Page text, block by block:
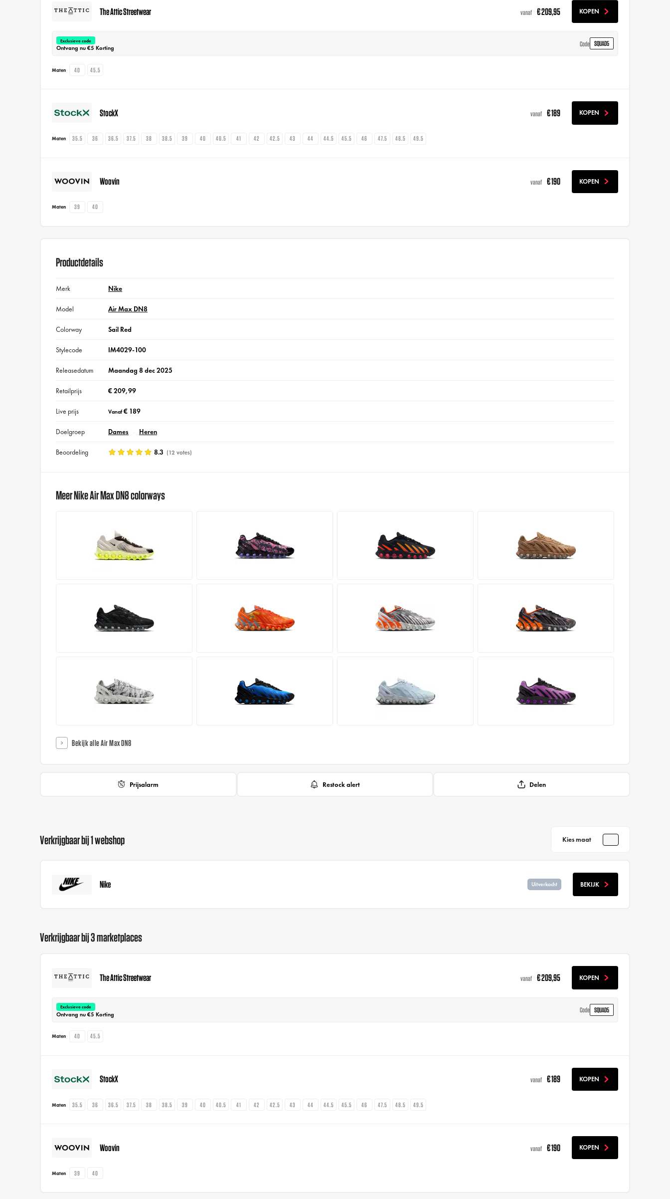
The Attic Streetwear vanaf € 209,95 KOPEN
Exclusieve code
Ontvang nu €5 Korting
Code SQUAD5
Maten 40 45.5
StockX vanaf € 189 KOPEN
Maten 35.5 36 36.5 37.5 38 38.5 39 40 40.5 41 42 42.5 43 44 44.5 45.5 46 47.5 48.5 49.5
Woovin vanaf € 190 KOPEN
Maten 39 40
Productdetails
Merk Nike
Model Air Max DN8
Colorway Sail Red
Stylecode IM4029-100
Releasedatum Maandag 8 dec 2025
Retailprijs € 209,99
Live prijs Vanaf€ 189
Doelgroep Dames Heren
Beoordeling 8.3 (12 votes)
Meer Nike Air Max DN8 colorways
Bekijk alle Air Max DN8
Prijsalarm Restock alert Delen
Verkrijgbaar bij 1 webshop Kies maat
Nike Uitverkocht BEKIJK
Verkrijgbaar bij 3 marketplaces
The Attic Streetwear vanaf € 209,95 KOPEN
Exclusieve code
Ontvang nu €5 Korting
Code SQUAD5
Maten 40 45.5
StockX vanaf € 189 KOPEN
Maten 35.5 36 36.5 37.5 38 38.5 39 40 40.5 41 42 42.5 43 44 44.5 45.5 46 47.5 48.5 49.5
Woovin vanaf € 190 KOPEN
Maten 39 40